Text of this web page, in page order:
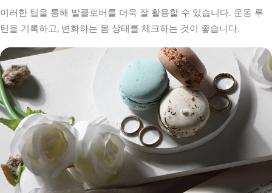
이러한 팁을 통해 발클로버를 더욱 잘 활용할 수 있습니다. 운동 루
틴을 기록하고, 변화하는 몸 상태를 체크하는 것이 좋습니다.